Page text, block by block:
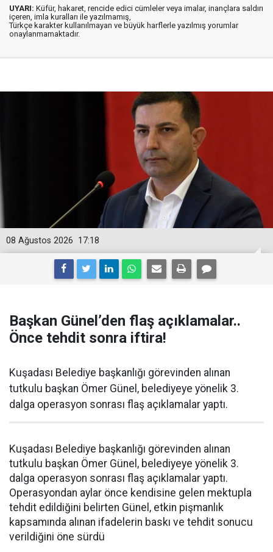
UYARI: Küfür, hakaret, rencide edici cümleler veya imalar, inançlara saldırı
içeren, imla kuralları ile yazılmamış,
Türkçe karakter kullanılmayan ve büyük harflerle yazılmış yorumlar
onaylanmamaktadır.
17:18
08 Ağustos 2026
Başkan Günel’den flaş açıklamalar..
Önce tehdit sonra iftira!
Kuşadası Belediye başkanlığı görevinden alınan
tutkulu başkan Ömer Günel, belediyeye yönelik 3.
dalga operasyon sonrası flaş açıklamalar yaptı.
Kuşadası Belediye başkanlığı görevinden alınan
tutkulu başkan Ömer Günel, belediyeye yönelik 3.
dalga operasyon sonrası flaş açıklamalar yaptı.
Operasyondan aylar önce kendisine gelen mektupla
tehdit edildiğini belirten Günel, etkin pişmanlık
kapsamında alınan ifadelerin baskı ve tehdit sonucu
verildiğini öne sürdü